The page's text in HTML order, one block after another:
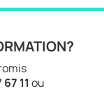
11 ou